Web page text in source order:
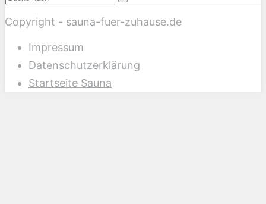
Copyright - sauna-fuer-zuhause.de
Impressum
Datenschutzerklärung
Startseite Sauna